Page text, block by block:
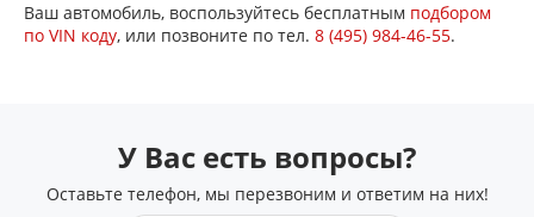
Ваш автомобиль, воспользуйтесь бесплатным подбором
по VIN коду, или позвоните по тел. 8 (495) 984-46-55.
У Вас есть вопросы?
Оставьте телефон, мы перезвоним и ответим на них!